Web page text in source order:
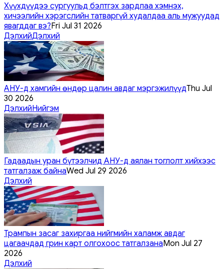
Хүүхдүүдээ сургуульд бэлтгэх зардлаа хэмнэх,
хичээлийн хэрэгслийн татваргүй худалдаа аль мужуудад
явагддаг вэ?Fri Jul 31 2026
ДэлхийДэлхий
АНУ-д хамгийн өндөр цалин авдаг мэргэжилүүдThu Jul
30 2026
ДэлхийНийгэм
Гадаадын уран бүтээлчид АНУ-д аялан тоглолт хийхээс
татгалзаж байнаWed Jul 29 2026
Дэлхий
Трампын засаг захиргаа нийгмийн халамж авдаг
цагаачдад грин карт олгохоос татгалзанаMon Jul 27
2026
Дэлхий